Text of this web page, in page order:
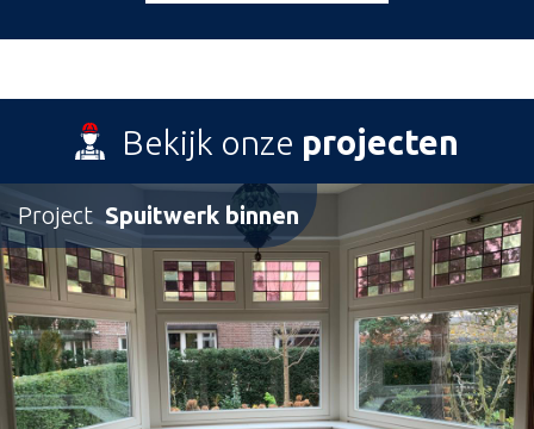
Bekijk onze projecten
Project Spuitwerk binnen